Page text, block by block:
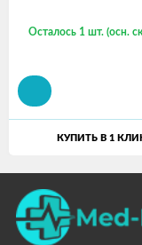
Осталось 1 шт. (осн.
КУПИТЬ В 1